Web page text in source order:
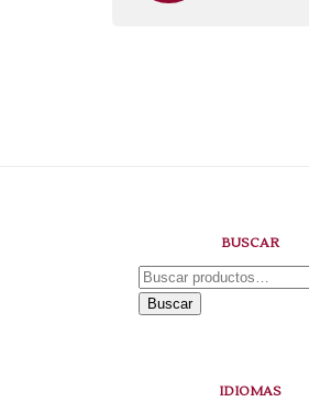
BUSCAR
Buscar
por:
Buscar
IDIOMAS